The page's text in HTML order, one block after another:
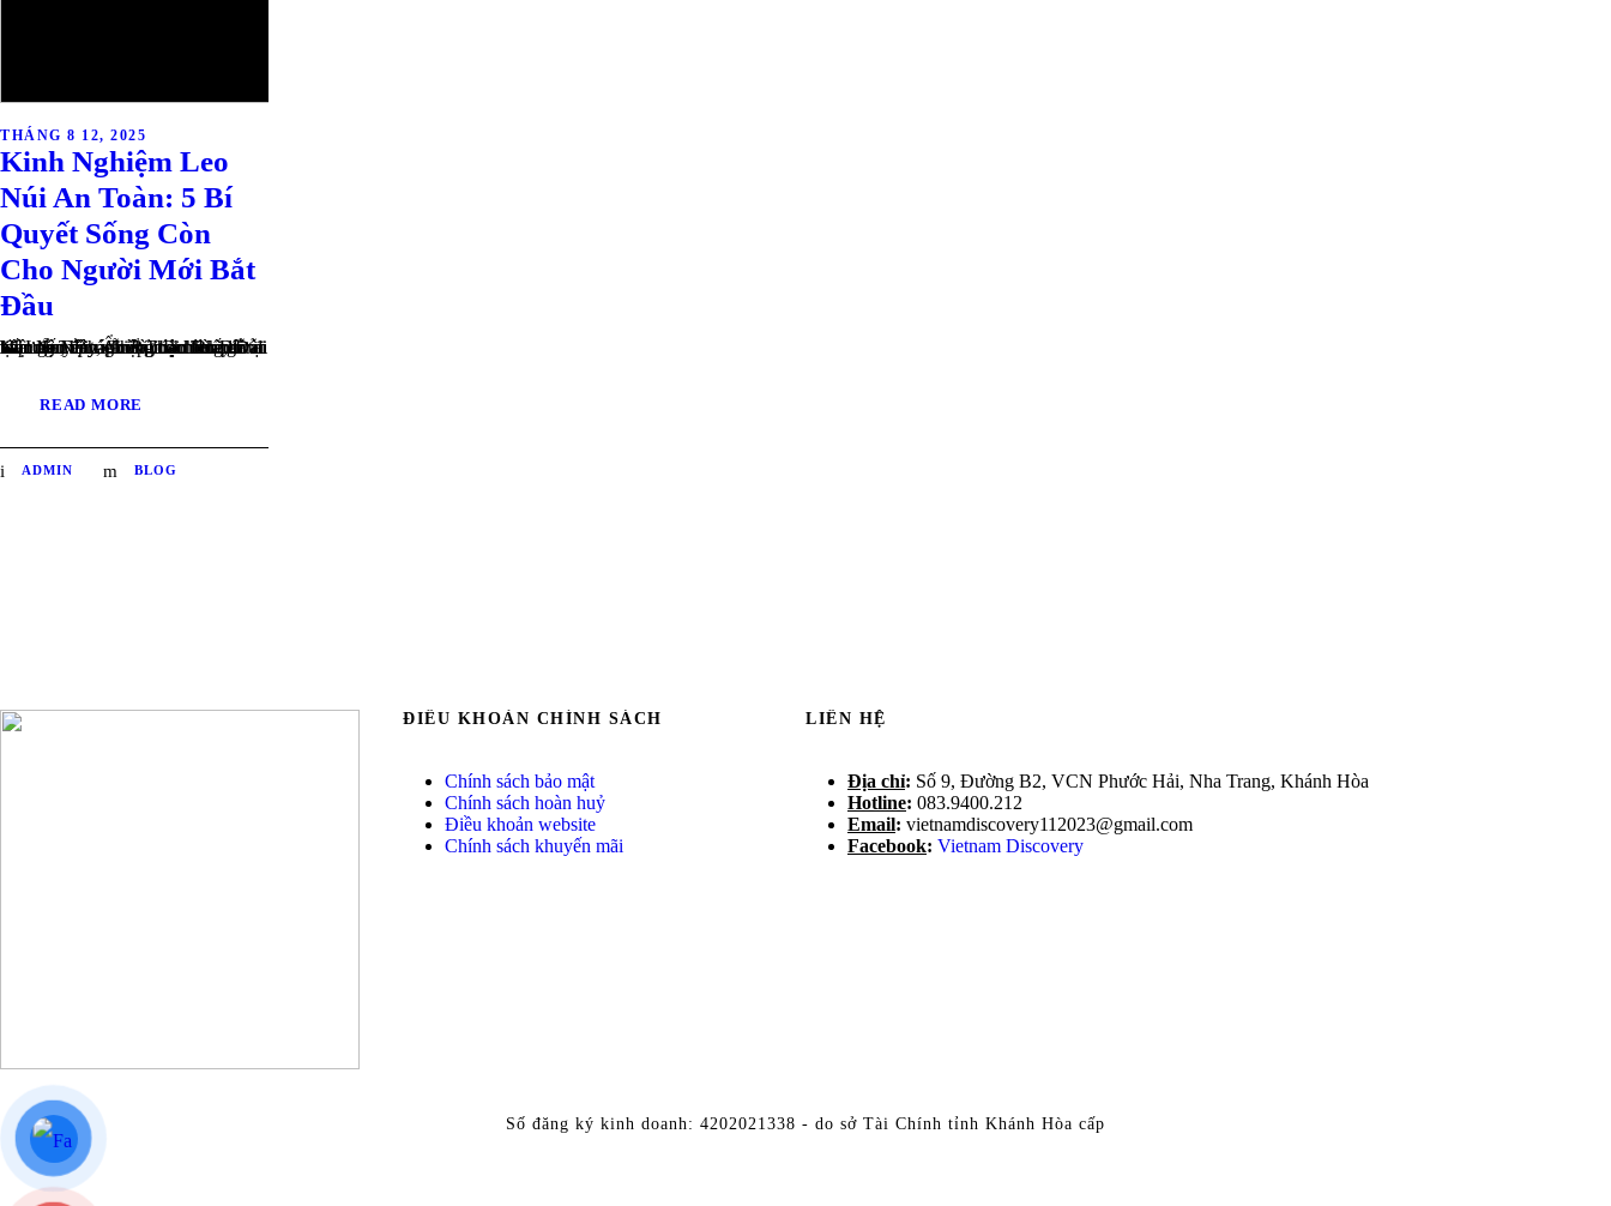
THÁNG 8 12, 2025
Kinh Nghiệm Leo
Núi An Toàn: 5 Bí
Quyết Sống Còn
Cho Người Mới Bắt
Đầu
⛰ Leo Núi – Thử Thách Hấp Dẫn Nhưng Tiềm Ẩn Rủi Ro Trong vài năm gần đây, phong trào leo núi tại Việt Nam phát triển mạnh mẽ, từ đi tour chuyên nghiệp có hướng dẫn viên đến tự túc cùng bạn bè. Dù hấp dẫn, đây vẫn là loại hình du lịch mạo...
READ MORE
ADMIN BLOG
ĐIỀU KHOẢN CHÍNH SÁCH
Chính sách bảo mật
Chính sách hoàn huỷ
Điều khoản website
Chính sách khuyến mãi
LIÊN HỆ
Địa chỉ: Số 9, Đường B2, VCN Phước Hải, Nha Trang, Khánh Hòa
Hotline: 083.9400.212
Email: vietnamdiscovery112023@gmail.com
Facebook: Vietnam Discovery
Số đăng ký kinh doanh: 4202021338 - do sở Tài Chính tỉnh Khánh Hòa cấp